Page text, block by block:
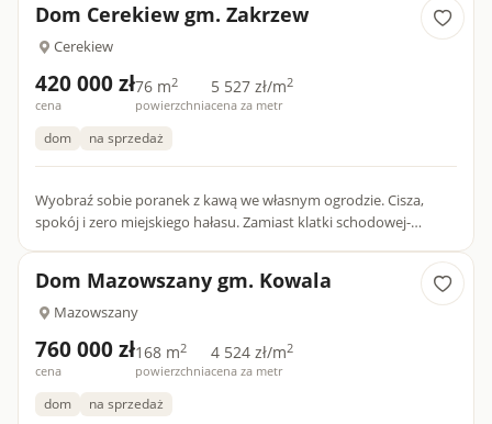
Dom Cerekiew gm. Zakrzew
Cerekiew
420 000 zł
cena
76 m2
powierzchnia
5 527 zł/m2
cena za metr
dom na sprzedaż
Wyobraź sobie poranek z kawą we własnym ogrodzie. Cisza,
spokój i zero miejskiego hałasu. Zamiast klatki schodowej-
Dom Mazowszany gm. Kowala
Mazowszany
760 000 zł
cena
168 m2
powierzchnia
4 524 zł/m2
cena za metr
dom na sprzedaż